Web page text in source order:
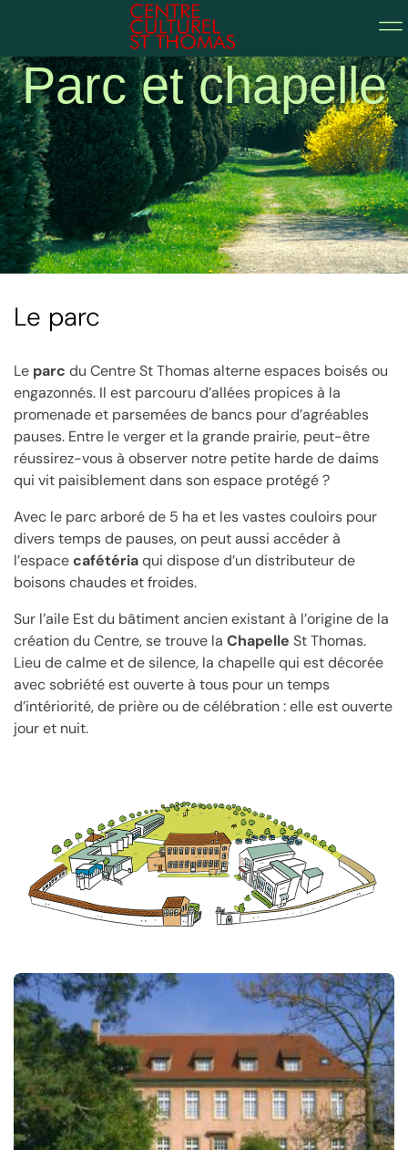
Parc et chapelle
Le parc
Le parc du Centre St Thomas alterne espaces boisés ou
engazonnés. Il est parcouru d’allées propices à la
promenade et parsemées de bancs pour d’agréables
pauses. Entre le verger et la grande prairie, peut-être
réussirez-vous à observer notre petite harde de daims
qui vit paisiblement dans son espace protégé ?
Avec le parc arboré de 5 ha et les vastes couloirs pour
divers temps de pauses, on peut aussi accéder à
l’espacecafétériaqui dispose d’un distributeur de
boisons chaudes et froides.
Sur l’aile Est du bâtiment ancien existant à l’origine de la
création du Centre, se trouve la Chapelle St Thomas.
Lieu de calme et de silence, la chapelle qui est décorée
avec sobriété est ouverte à tous pour un temps
d’intériorité, de prière ou de célébration : elle est ouverte
jour et nuit.